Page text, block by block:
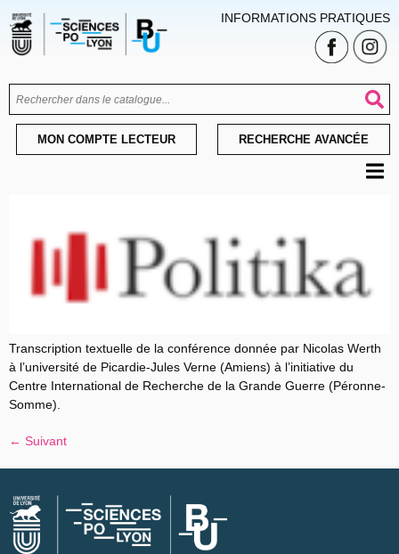
INFORMATIONS PRATIQUES
MON COMPTE LECTEUR RECHERCHE AVANCÉE
Transcription textuelle de la conférence donnée par Nicolas Werth
à l’université de Picardie-Jules Verne (Amiens) à l’initiative du
Centre International de Recherche de la Grande Guerre (Péronne-
Somme).
← Suivant